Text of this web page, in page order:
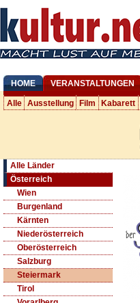
HOME VERANSTALTUNGEN
Alle Ausstellung Film Kabarett
Alle Länder
Österreich
Wien
Burgenland
Kärnten
Niederösterreich
Oberösterreich
Salzburg
Steiermark
Tirol